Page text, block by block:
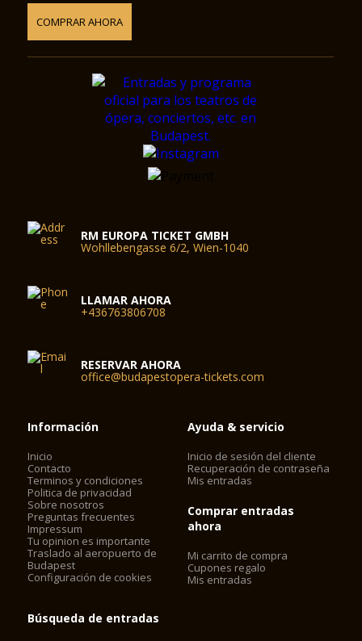
COMPRAR AHORA
RM EUROPA TICKET GMBH
Wohllebengasse 6/2, Wien-1040
LLAMAR AHORA
+436763806708
RESERVAR AHORA
office@budapestopera-tickets.com
Información
Inicio
Contacto
Terminos y condiciones
Politica de privacidad
Sobre nosotros
Preguntas frecuentes
Impressum
Tu opinion es importante
Traslado al aeropuerto de
Budapest
Configuración de cookies
Ayuda & servicio
Inicio de sesión del cliente
Recuperación de contraseña
Mis entradas
Comprar entradas
ahora
Mi carrito de compra
Cupones regalo
Mis entradas
Búsqueda de entradas